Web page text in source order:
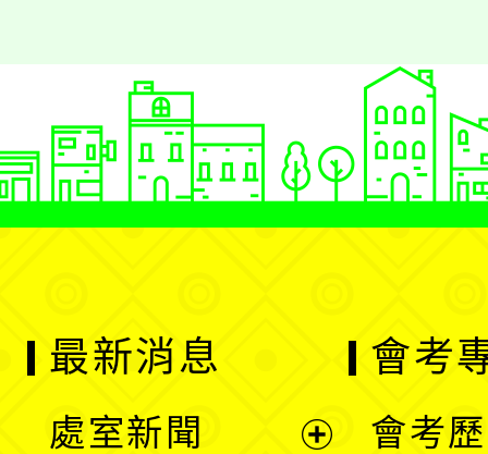
最新消息
處室新聞
會考
會考